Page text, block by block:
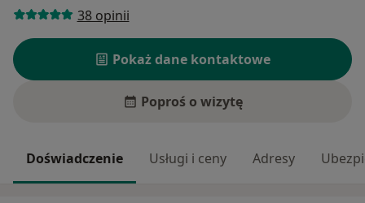
38 opinii
Pokaż dane kontaktowe
Poproś o wizytę
Doświadczenie Usługi i ceny Adresy